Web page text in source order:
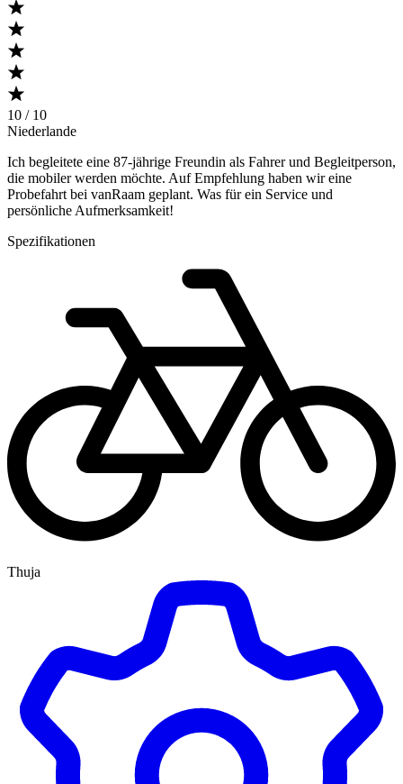
10 / 10
Niederlande
Ich begleitete eine 87-jährige Freundin als Fahrer und Begleitperson,
die mobiler werden möchte. Auf Empfehlung haben wir eine
Probefahrt bei vanRaam geplant. Was für ein Service und
persönliche Aufmerksamkeit!
Spezifikationen
Thuja